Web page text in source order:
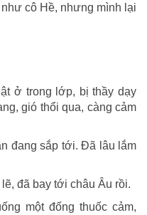
cô Hề, nhưng mình lại
ở trong lớp, bị thầy dạy
gió thổi qua, càng cảm
đang sắp tới. Đã lâu lắm
đã bay tới châu Âu rồi.
một đống thuốc cảm,